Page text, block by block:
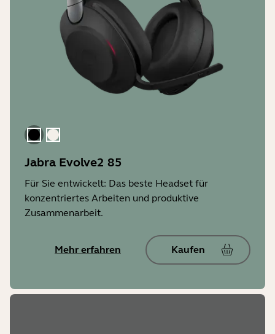
SchwarzGoldbeige
Jabra Evolve2 85
Für Sie entwickelt: Das beste Headset für
konzentriertes Arbeiten und produktive
Zusammenarbeit.
Mehr erfahren Kaufen